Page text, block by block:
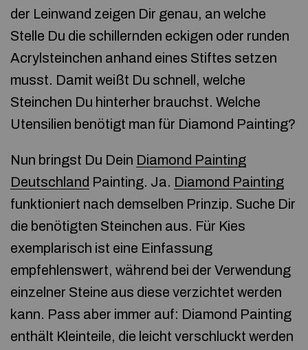
der Leinwand zeigen Dir genau, an welche
Stelle Du die schillernden eckigen oder runden
Acrylsteinchen anhand eines Stiftes setzen
musst. Damit weißt Du schnell, welche
Steinchen Du hinterher brauchst. Welche
Utensilien benötigt man für Diamond Painting?
Nun bringst Du Dein Diamond Painting
Deutschland Painting. Ja. Diamond Painting
funktioniert nach demselben Prinzip. Suche Dir
die benötigten Steinchen aus. Für Kies
exemplarisch ist eine Einfassung
empfehlenswert, während bei der Verwendung
einzelner Steine aus diese verzichtet werden
kann. Pass aber immer auf: Diamond Painting
enthält Kleinteile, die leicht verschluckt werden